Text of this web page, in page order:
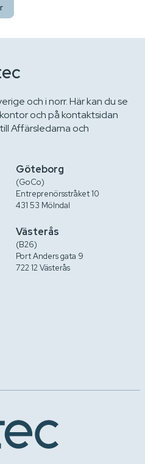
och i norr. Här kan du se
och på kontaktsidan
Affärsledarna och
Göteborg
(GoCo)
Entreprenörsstråket 10
431 53 Mölndal
Västerås
(B26)
Port Anders gata 9
722 12 Västerås